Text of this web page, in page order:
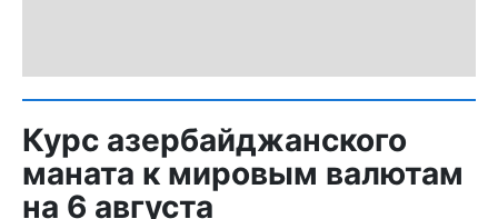
Курс азербайджанского
маната к мировым валютам
на 6 августа